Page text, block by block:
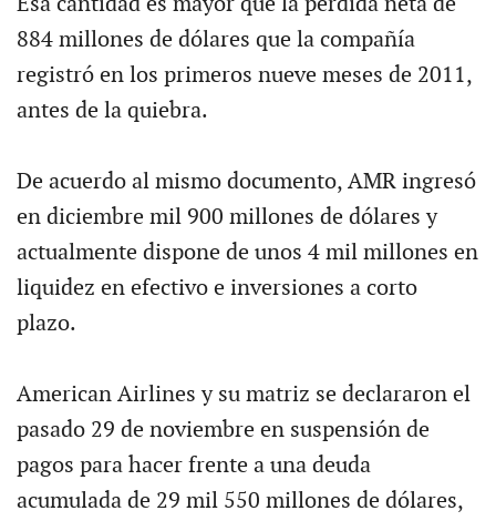
884 millones de dólares que la compañía
registró en los primeros nueve meses de 2011,
antes de la quiebra.
De acuerdo al mismo documento, AMR ingresó
en diciembre mil 900 millones de dólares y
actualmente dispone de unos 4 mil millones en
liquidez en efectivo e inversiones a corto
plazo.
American Airlines y su matriz se declararon el
pasado 29 de noviembre en suspensión de
pagos para hacer frente a una deuda
acumulada de 29 mil 550 millones de dólares,